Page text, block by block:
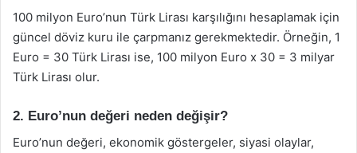
100 milyon Euro’nun Türk Lirası karşılığını hesaplamak için
güncel döviz kuru ile çarpmanız gerekmektedir. Örneğin, 1
Euro = 30 Türk Lirası ise, 100 milyon Euro x 30 = 3 milyar
Türk Lirası olur.
2. Euro’nun değeri neden değişir?
Euro’nun değeri, ekonomik göstergeler, siyasi olaylar,